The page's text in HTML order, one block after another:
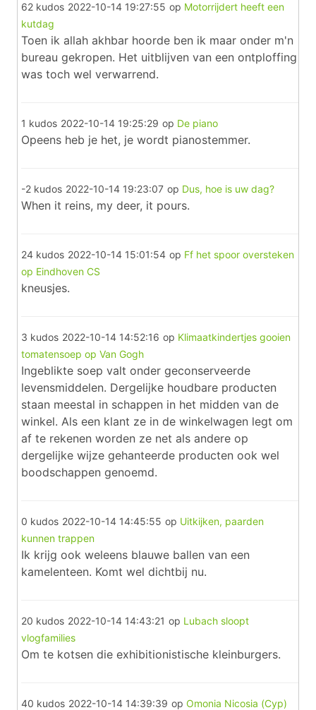
62 kudos 2022-10-14 19:27:55 op Motorrijdert heeft een
kutdag
Toen ik allah akhbar hoorde ben ik maar onder m'n
bureau gekropen. Het uitblijven van een ontploffing
was toch wel verwarrend.
1 kudos 2022-10-14 19:25:29 op De piano
Opeens heb je het, je wordt pianostemmer.
-2 kudos 2022-10-14 19:23:07 op Dus, hoe is uw dag?
When it reins, my deer, it pours.
24 kudos 2022-10-14 15:01:54 op Ff het spoor oversteken
op Eindhoven CS
kneusjes.
3 kudos 2022-10-14 14:52:16 op Klimaatkindertjes gooien
tomatensoep op Van Gogh
Ingeblikte soep valt onder geconserveerde
levensmiddelen. Dergelijke houdbare producten
staan meestal in schappen in het midden van de
winkel. Als een klant ze in de winkelwagen legt om
af te rekenen worden ze net als andere op
dergelijke wijze gehanteerde producten ook wel
boodschappen genoemd.
0 kudos 2022-10-14 14:45:55 op Uitkijken, paarden
kunnen trappen
Ik krijg ook weleens blauwe ballen van een
kamelenteen. Komt wel dichtbij nu.
20 kudos 2022-10-14 14:43:21 op Lubach sloopt
vlogfamilies
Om te kotsen die exhibitionistische kleinburgers.
40 kudos 2022-10-14 14:39:39 op Omonia Nicosia (Cyp)